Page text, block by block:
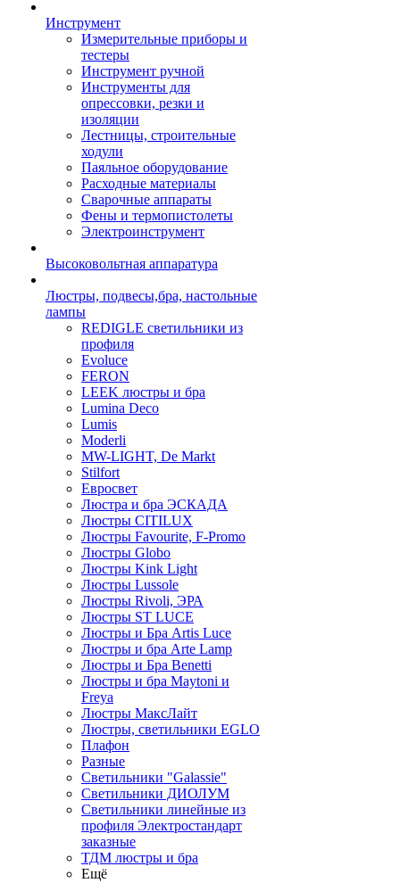
Инструмент
Измерительные приборы и
тестеры
Инструмент ручной
Инструменты для
опрессовки, резки и
изоляции
Лестницы, строительные
ходули
Паяльное оборудование
Расходные материалы
Сварочные аппараты
Фены и термопистолеты
Электроинструмент
Высоковольтная аппаратура
Люстры, подвесы,бра, настольные
лампы
REDIGLE светильники из
профиля
Evoluce
FERON
LEEK люстры и бра
Lumina Deco
Lumis
Moderli
MW-LIGHT, De Markt
Stilfort
Евросвет
Люстра и бра ЭСКАДА
Люстры CITILUX
Люстры Favourite, F-Promo
Люстры Globo
Люстры Kink Light
Люстры Lussole
Люстры Rivoli, ЭРА
Люстры ST LUCE
Люстры и Бра Artis Luce
Люстры и бра Arte Lamp
Люстры и Бра Benetti
Люстры и бра Maytoni и
Freya
Люстры МаксЛайт
Люстры, светильники EGLO
Плафон
Разные
Светильники "Galassie"
Светильники ДИОЛУМ
Светильники линейные из
профиля Электростандарт
заказные
ТДМ люстры и бра
Ещё